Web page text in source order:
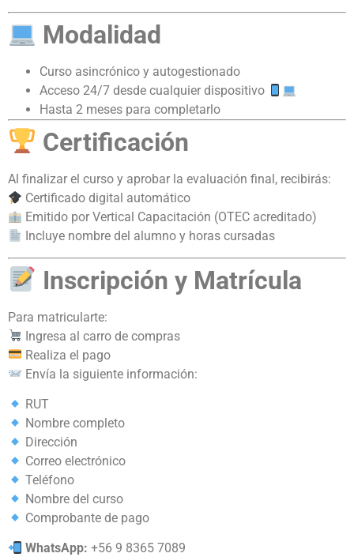
Modalidad
Curso asincrónico y autogestionado
Acceso 24/7 desde cualquier dispositivo
Hasta 2 meses para completarlo
Certificación
Al finalizar el curso y aprobar la evaluación final, recibirás:
Certificado digital automático
Emitido por Vertical Capacitación (OTEC acreditado)
Incluye nombre del alumno y horas cursadas
Inscripción y Matrícula
Para matricularte:
Ingresa al carro de compras
Realiza el pago
Envía la siguiente información:
RUT
Nombre completo
Dirección
Correo electrónico
Teléfono
Nombre del curso
Comprobante de pago
WhatsApp: +56 9 8365 7089